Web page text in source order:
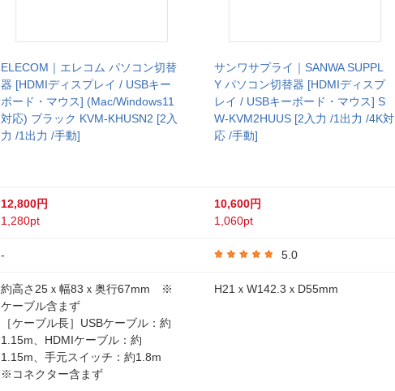
ELECOM｜エレコム パソコン切替
器 [HDMIディスプレイ / USBキー
ボード・マウス] (Mac/Windows11
対応) ブラック KVM-KHUSN2 [2入
力 /1出力 /手動]
12,800円
1,280pt
-
約高さ25ｘ幅83ｘ奥行67mm ※
ケーブル含まず
［ケーブル長］USBケーブル：約
1.15m、HDMIケーブル：約
1.15m、手元スイッチ：約1.8m
※コネクター含まず
サンワサプライ｜SANWA SUPPL
Y パソコン切替器 [HDMIディスプ
レイ / USBキーボード・マウス] S
W-KVM2HUUS [2入力 /1出力 /4K対
応 /手動]
10,600円
1,060pt
5.0
H21ｘW142.3ｘD55mm